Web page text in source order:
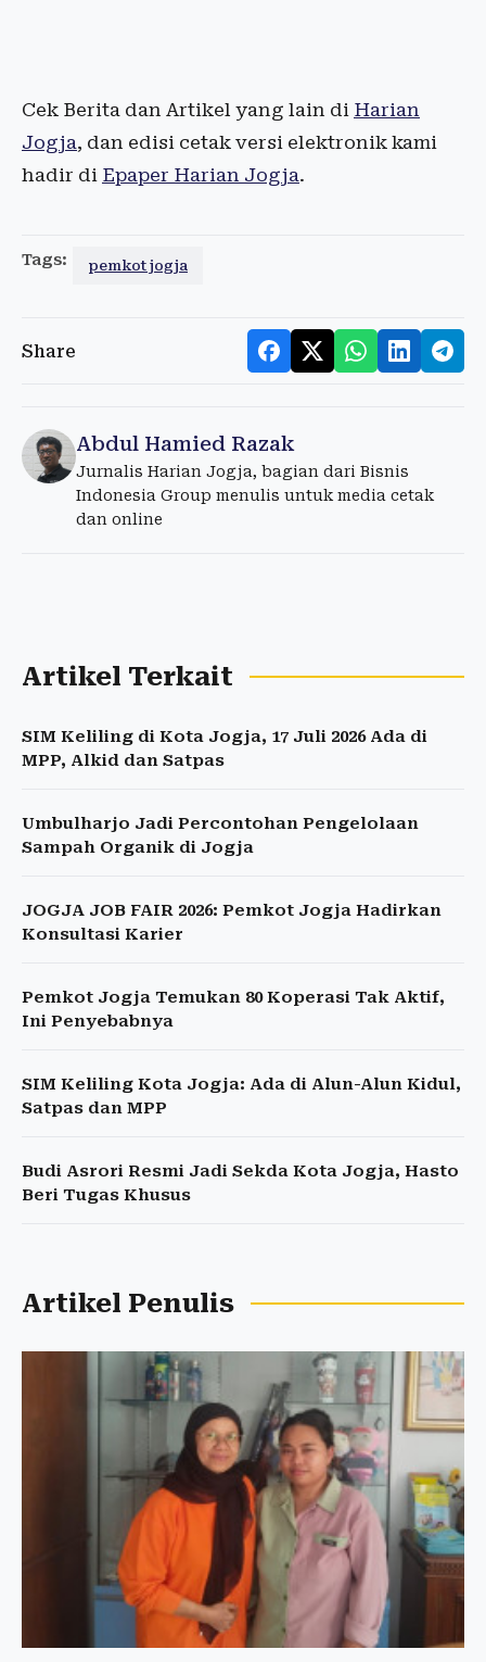
Cek Berita dan Artikel yang lain di Harian
Jogja, dan edisi cetak versi elektronik kami
hadir di Epaper Harian Jogja.
Tags: pemkot jogja
Share
Abdul Hamied Razak
Jurnalis Harian Jogja, bagian dari Bisnis
Indonesia Group menulis untuk media cetak
dan online
Artikel Terkait
SIM Keliling di Kota Jogja, 17 Juli 2026 Ada di
MPP, Alkid dan Satpas
Umbulharjo Jadi Percontohan Pengelolaan
Sampah Organik di Jogja
JOGJA JOB FAIR 2026: Pemkot Jogja Hadirkan
Konsultasi Karier
Pemkot Jogja Temukan 80 Koperasi Tak Aktif,
Ini Penyebabnya
SIM Keliling Kota Jogja: Ada di Alun-Alun Kidul,
Satpas dan MPP
Budi Asrori Resmi Jadi Sekda Kota Jogja, Hasto
Beri Tugas Khusus
Artikel Penulis